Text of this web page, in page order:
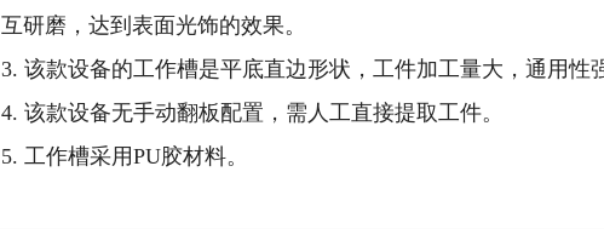
互研磨，达到表面光饰的效果。
3. 该款设备的工作槽是平底直边形状，工件加工量大，通用性
4. 该款设备无手动翻板配置，需人工直接提取工件。
5. 工作槽采用PU胶材料。